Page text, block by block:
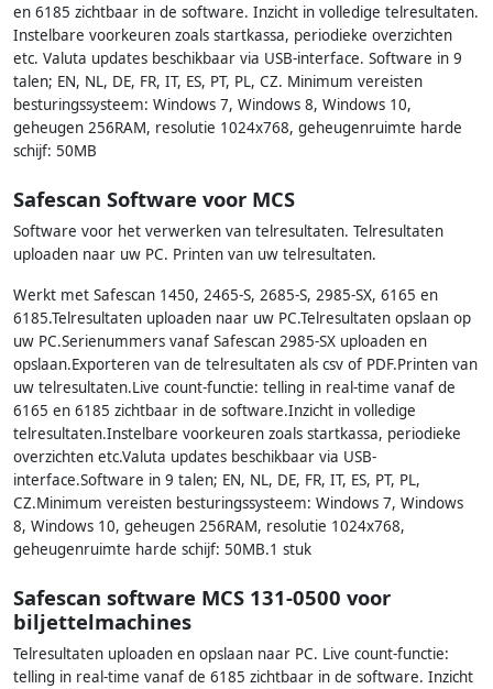
en 6185 zichtbaar in de software. Inzicht in volledige telresultaten.
Instelbare voorkeuren zoals startkassa, periodieke overzichten
etc. Valuta updates beschikbaar via USB-interface. Software in 9
talen; EN, NL, DE, FR, IT, ES, PT, PL, CZ. Minimum vereisten
besturingssysteem: Windows 7, Windows 8, Windows 10,
geheugen 256RAM, resolutie 1024x768, geheugenruimte harde
schijf: 50MB
Safescan Software voor MCS
Software voor het verwerken van telresultaten. Telresultaten
uploaden naar uw PC. Printen van uw telresultaten.
Werkt met Safescan 1450, 2465-S, 2685-S, 2985-SX, 6165 en
6185.Telresultaten uploaden naar uw PC.Telresultaten opslaan op
uw PC.Serienummers vanaf Safescan 2985-SX uploaden en
opslaan.Exporteren van de telresultaten als csv of PDF.Printen van
uw telresultaten.Live count-functie: telling in real-time vanaf de
6165 en 6185 zichtbaar in de software.Inzicht in volledige
telresultaten.Instelbare voorkeuren zoals startkassa, periodieke
overzichten etc.Valuta updates beschikbaar via USB-
interface.Software in 9 talen; EN, NL, DE, FR, IT, ES, PT, PL,
CZ.Minimum vereisten besturingssysteem: Windows 7, Windows
8, Windows 10, geheugen 256RAM, resolutie 1024x768,
geheugenruimte harde schijf: 50MB.1 stuk
Safescan software MCS 131-0500 voor
biljettelmachines
Telresultaten uploaden en opslaan naar PC. Live count-functie:
telling in real-time vanaf de 6185 zichtbaar in de software. Inzicht